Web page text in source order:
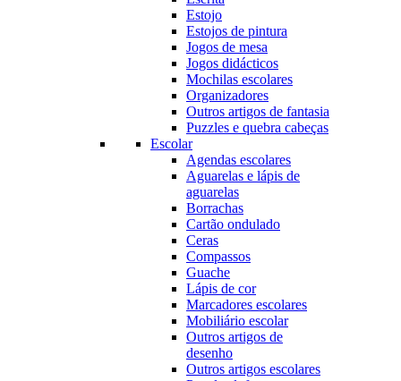
Estojo
Estojos de pintura
Jogos de mesa
Jogos didácticos
Mochilas escolares
Organizadores
Outros artigos de fantasia
Puzzles e quebra cabeças
Escolar
Agendas escolares
Aguarelas e lápis de
aguarelas
Borrachas
Cartão ondulado
Ceras
Compassos
Guache
Lápis de cor
Marcadores escolares
Mobiliário escolar
Outros artigos de
desenho
Outros artigos escolares